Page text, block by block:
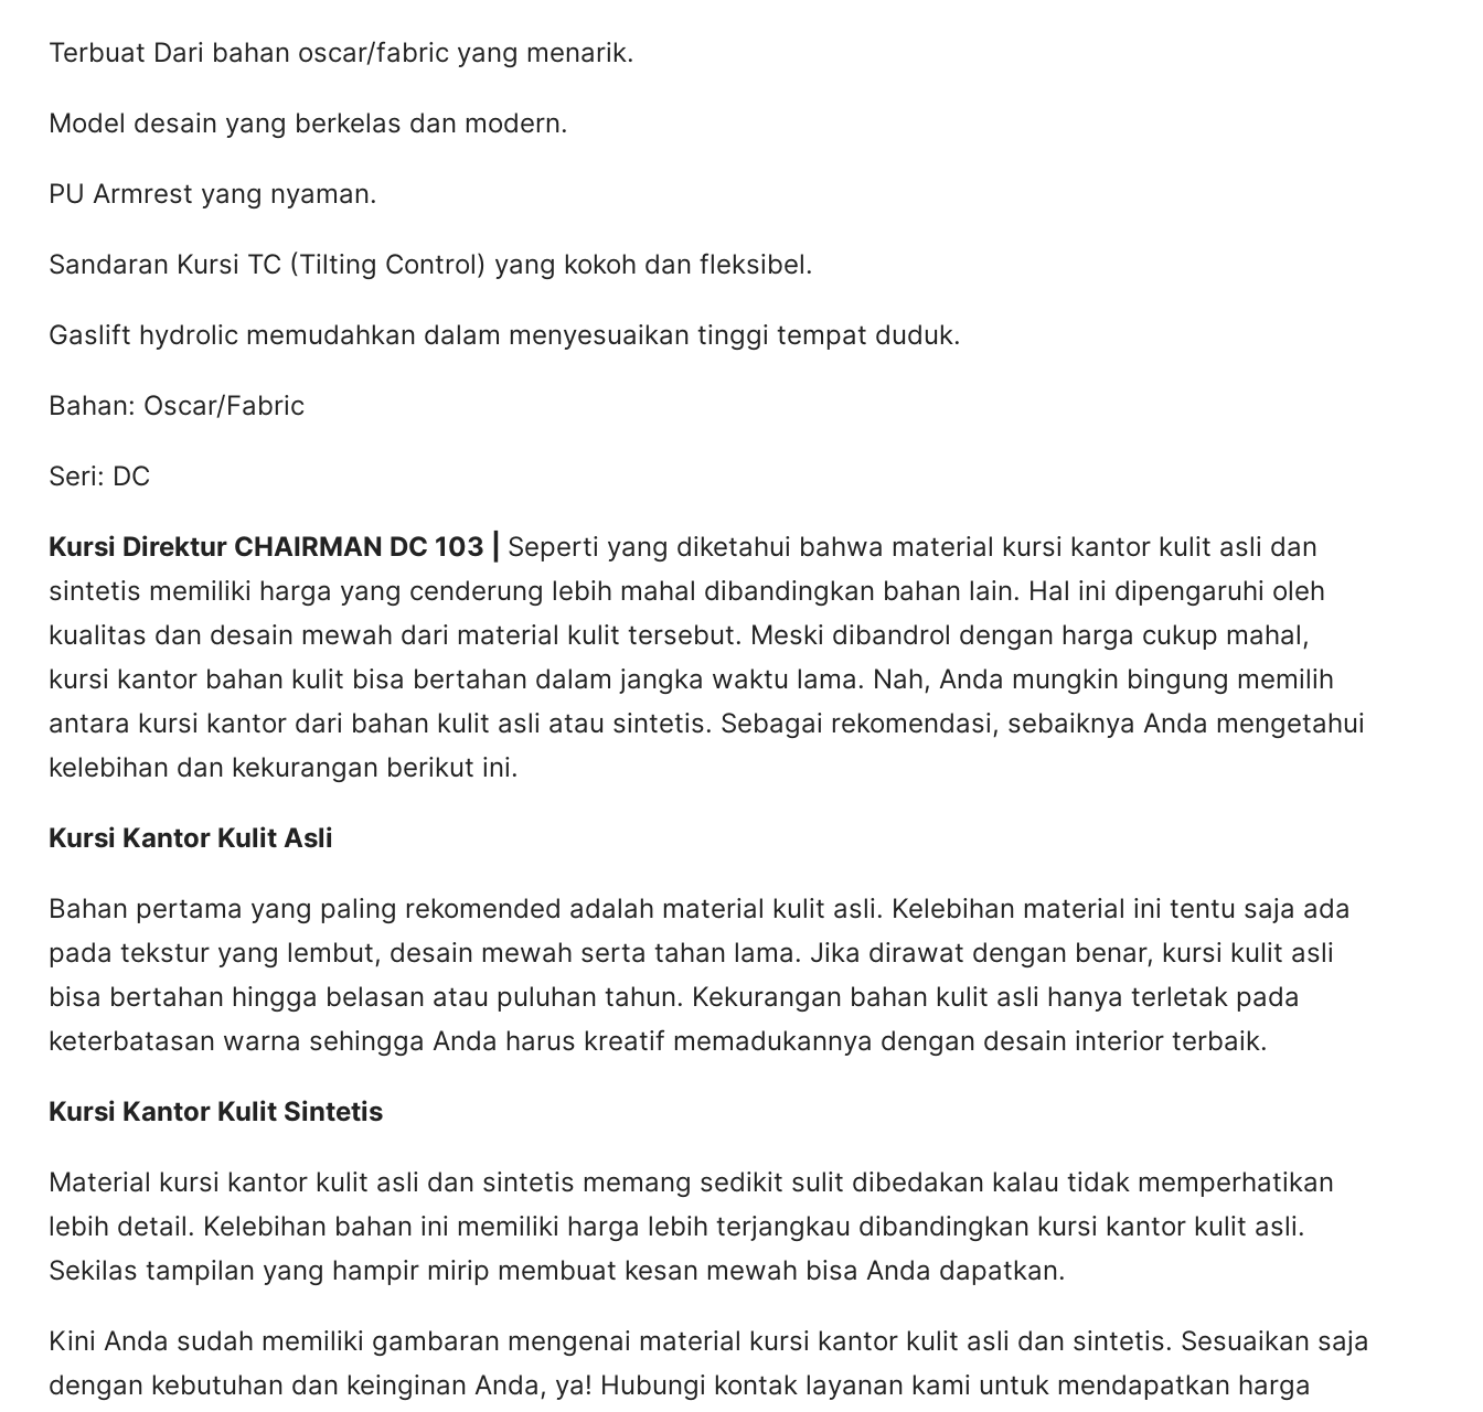
Terbuat Dari bahan oscar/fabric yang menarik.
Model desain yang berkelas dan modern.
PU Armrest yang nyaman.
Sandaran Kursi TC (Tilting Control) yang kokoh dan fleksibel.
Gaslift hydrolic memudahkan dalam menyesuaikan tinggi tempat duduk.
Bahan: Oscar/Fabric
Seri: DC
Kursi Direktur CHAIRMAN DC 103 | Seperti yang diketahui bahwa material kursi kantor kulit asli dan
sintetis memiliki harga yang cenderung lebih mahal dibandingkan bahan lain. Hal ini dipengaruhi oleh
kualitas dan desain mewah dari material kulit tersebut. Meski dibandrol dengan harga cukup mahal,
kursi kantor bahan kulit bisa bertahan dalam jangka waktu lama. Nah, Anda mungkin bingung memilih
antara kursi kantor dari bahan kulit asli atau sintetis. Sebagai rekomendasi, sebaiknya Anda mengetahui
kelebihan dan kekurangan berikut ini.
Kursi Kantor Kulit Asli
Bahan pertama yang paling rekomended adalah material kulit asli. Kelebihan material ini tentu saja ada
pada tekstur yang lembut, desain mewah serta tahan lama. Jika dirawat dengan benar, kursi kulit asli
bisa bertahan hingga belasan atau puluhan tahun. Kekurangan bahan kulit asli hanya terletak pada
keterbatasan warna sehingga Anda harus kreatif memadukannya dengan desain interior terbaik.
Kursi Kantor Kulit Sintetis
Material kursi kantor kulit asli dan sintetis memang sedikit sulit dibedakan kalau tidak memperhatikan
lebih detail. Kelebihan bahan ini memiliki harga lebih terjangkau dibandingkan kursi kantor kulit asli.
Sekilas tampilan yang hampir mirip membuat kesan mewah bisa Anda dapatkan.
Kini Anda sudah memiliki gambaran mengenai material kursi kantor kulit asli dan sintetis. Sesuaikan saja
dengan kebutuhan dan keinginan Anda, ya! Hubungi kontak layanan kami untuk mendapatkan harga